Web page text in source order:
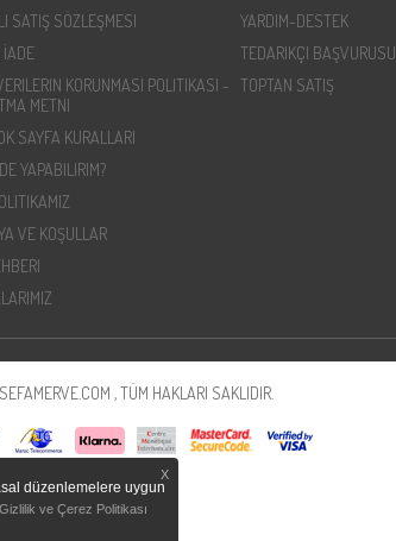
SATIŞ SÖZLEŞMESI
İADE
KORUNMASI POLITIKASI -
METNI
SAYFA KURALLARI
YAPABILIRIM?
VE KOŞULLAR
YARDIM-DESTEK
TEDARIKÇI BAŞVURUSU
TOPTAN SATIŞ
, TÜM HAKLARI SAKLIDIR.
X
düzenlemelere uygun
Gizlilik ve Çerez Politikası